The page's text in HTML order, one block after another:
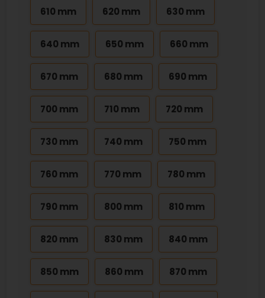
610 mm 620 mm 630 mm
640 mm 650 mm 660 mm
670 mm 680 mm 690 mm
700 mm 710 mm 720 mm
730 mm 740 mm 750 mm
760 mm 770 mm 780 mm
790 mm 800 mm 810 mm
820 mm 830 mm 840 mm
850 mm 860 mm 870 mm